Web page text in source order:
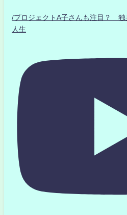
/プロジェクトA子さんも注目？ 独
人生